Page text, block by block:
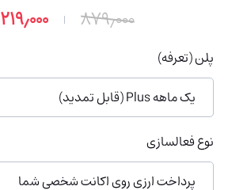
۸۷۹٫۰۰۰ ۲۱۹٫۰۰۰
پلن (تعرفه)
یک ماهه Plus (قابل تمدید)
نوع فعالسازی
پرداخت ارزی روی اکانت شخصی شما